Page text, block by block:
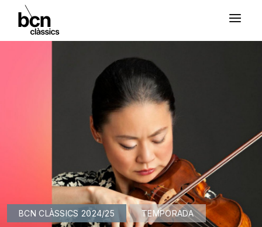
BCN CLÀSSICS 2024/25 TEMPORADA